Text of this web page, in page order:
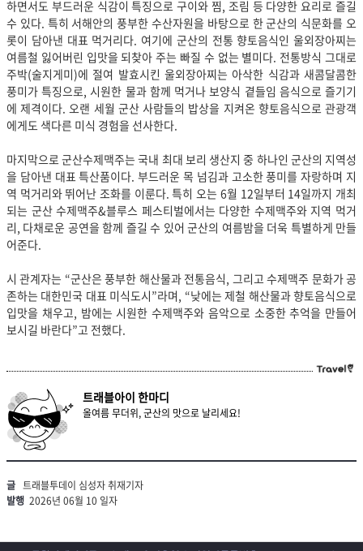
하면서도 부드러운 식감이 특징으로 구이와 찜, 조림 등 다양한 요리로 즐길
수 있다. 특히 서해안의 풍부한 수산자원을 바탕으로 한 군산의 식문화를 오
롯이 담아낸 대표 먹거리다. 여기에 군산의 전통 향토음식인 울외장아찌는
여름철 잃어버린 입맛을 되찾아 주는 빠질 수 없는 별미다. 전통방식 그대로
주박(술지게미)에 절여 발효시킨 울외장아찌는 아삭한 식감과 새콤달콤한
풍미가 특징으로, 시원한 물과 함께 먹거나 보양식 곁들임 음식으로 즐기기
에 제격이다. 오랜 세월 군산 사람들의 밥상을 지켜온 향토음식으로 관광객
에게도 색다른 미식 경험을 선사한다.
마지막으로 군산수제맥주는 국내 최대 보리 생산지 중 하나인 군산의 지역성
을 담아낸 대표 특산품이다. 부드러운 목 넘김과 고소한 풍미를 자랑하며 지
역 먹거리와 뛰어난 조화를 이룬다. 특히 오는 6월 12일부터 14일까지 개최
되는 군산 수제맥주&블루스 페스티벌에서는 다양한 수제맥주와 지역 먹거
리, 다채로운 공연을 함께 즐길 수 있어 군산의 여름밤을 더욱 특별하게 만들
어준다.
시 관계자는 “군산은 풍부한 해산물과 전통음식, 그리고 수제맥주 문화가 공
존하는 대한민국 대표 미식도시”라며, “낮에는 제철 해산물과 향토음식으로
입맛을 채우고, 밤에는 시원한 수제맥주와 음악으로 소중한 추억을 만들어
보시길 바란다”고 전했다.
트래블아이 한마디
올여름 무더위, 군산의 맛으로 날리세요!
글 트래블투데이 심성자 취재기자
발행 2026년 06월 10 일자